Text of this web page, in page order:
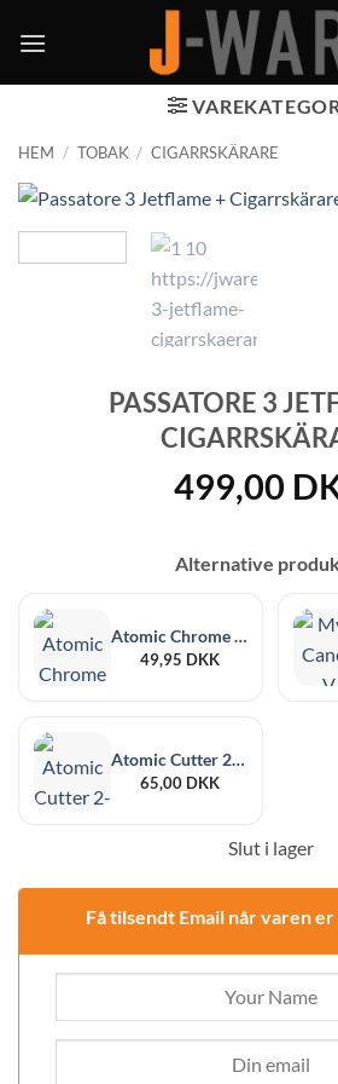
HEM / TOBAK / CIGARRSKÄRARE
PASSATORE 3
499,00
Alternative
Atomic Chrome Cigarrsax
49,95 DKK
Atomic Cutter 2-Blade Rostfritt
65,00 DKK
Slut i lager
Få tilsendt Email når varen